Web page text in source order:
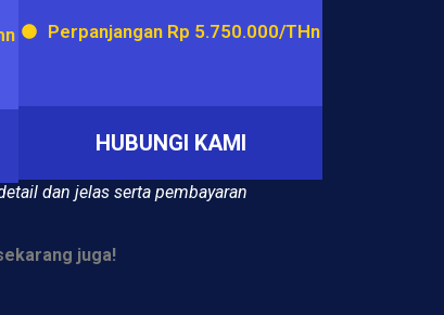
Perpanjangan Rp 5.750.000/THn
HUBUNGI KAMI
dan jelas serta pembayaran
juga!